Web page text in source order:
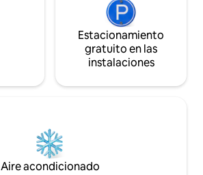
Estacionamiento
gratuito en las
instalaciones
Aire acondicionado